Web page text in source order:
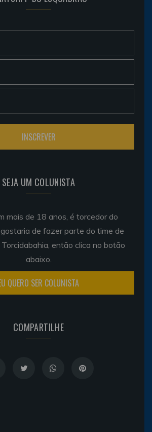
SEJA UM COLUNISTA
mais de 18 anos, é torcedor do
de fazer parte do time de
então clica no botão
abaixo.
QUERO SER COLUNISTA
COMPARTILHE